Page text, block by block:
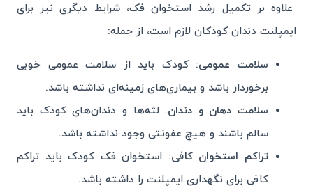
علاوه بر تکمیل رشد استخوان فک، شرایط دیگری نیز برای
ایمپلنت دندان کودکان لازم است، از جمله:
سلامت عمومی: کودک باید از سلامت عمومی خوبی
برخوردار باشد و بیماری‌های زمینه‌ای نداشته باشد.
سلامت دهان و دندان: لثه‌ها و دندان‌های کودک باید
سالم باشند و هیچ عفونتی وجود نداشته باشد.
تراکم استخوان کافی: استخوان فک کودک باید تراکم
کافی برای نگهداری ایمپلنت را داشته باشد.